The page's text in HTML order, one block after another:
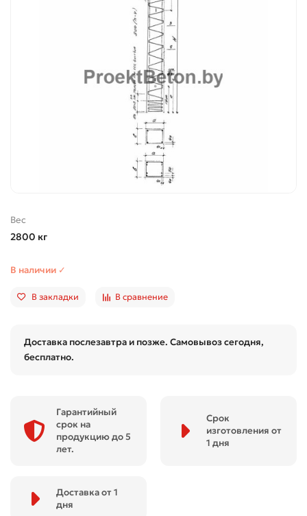
Вес
2800 кг
В наличии ✓
В закладки В сравнение
Доставка послезавтра и позже. Самовывоз сегодня,
бесплатно.
Гарантийный
срок на
продукцию до 5
лет.
Срок
изготовления от
1 дня
Доставка от 1
дня